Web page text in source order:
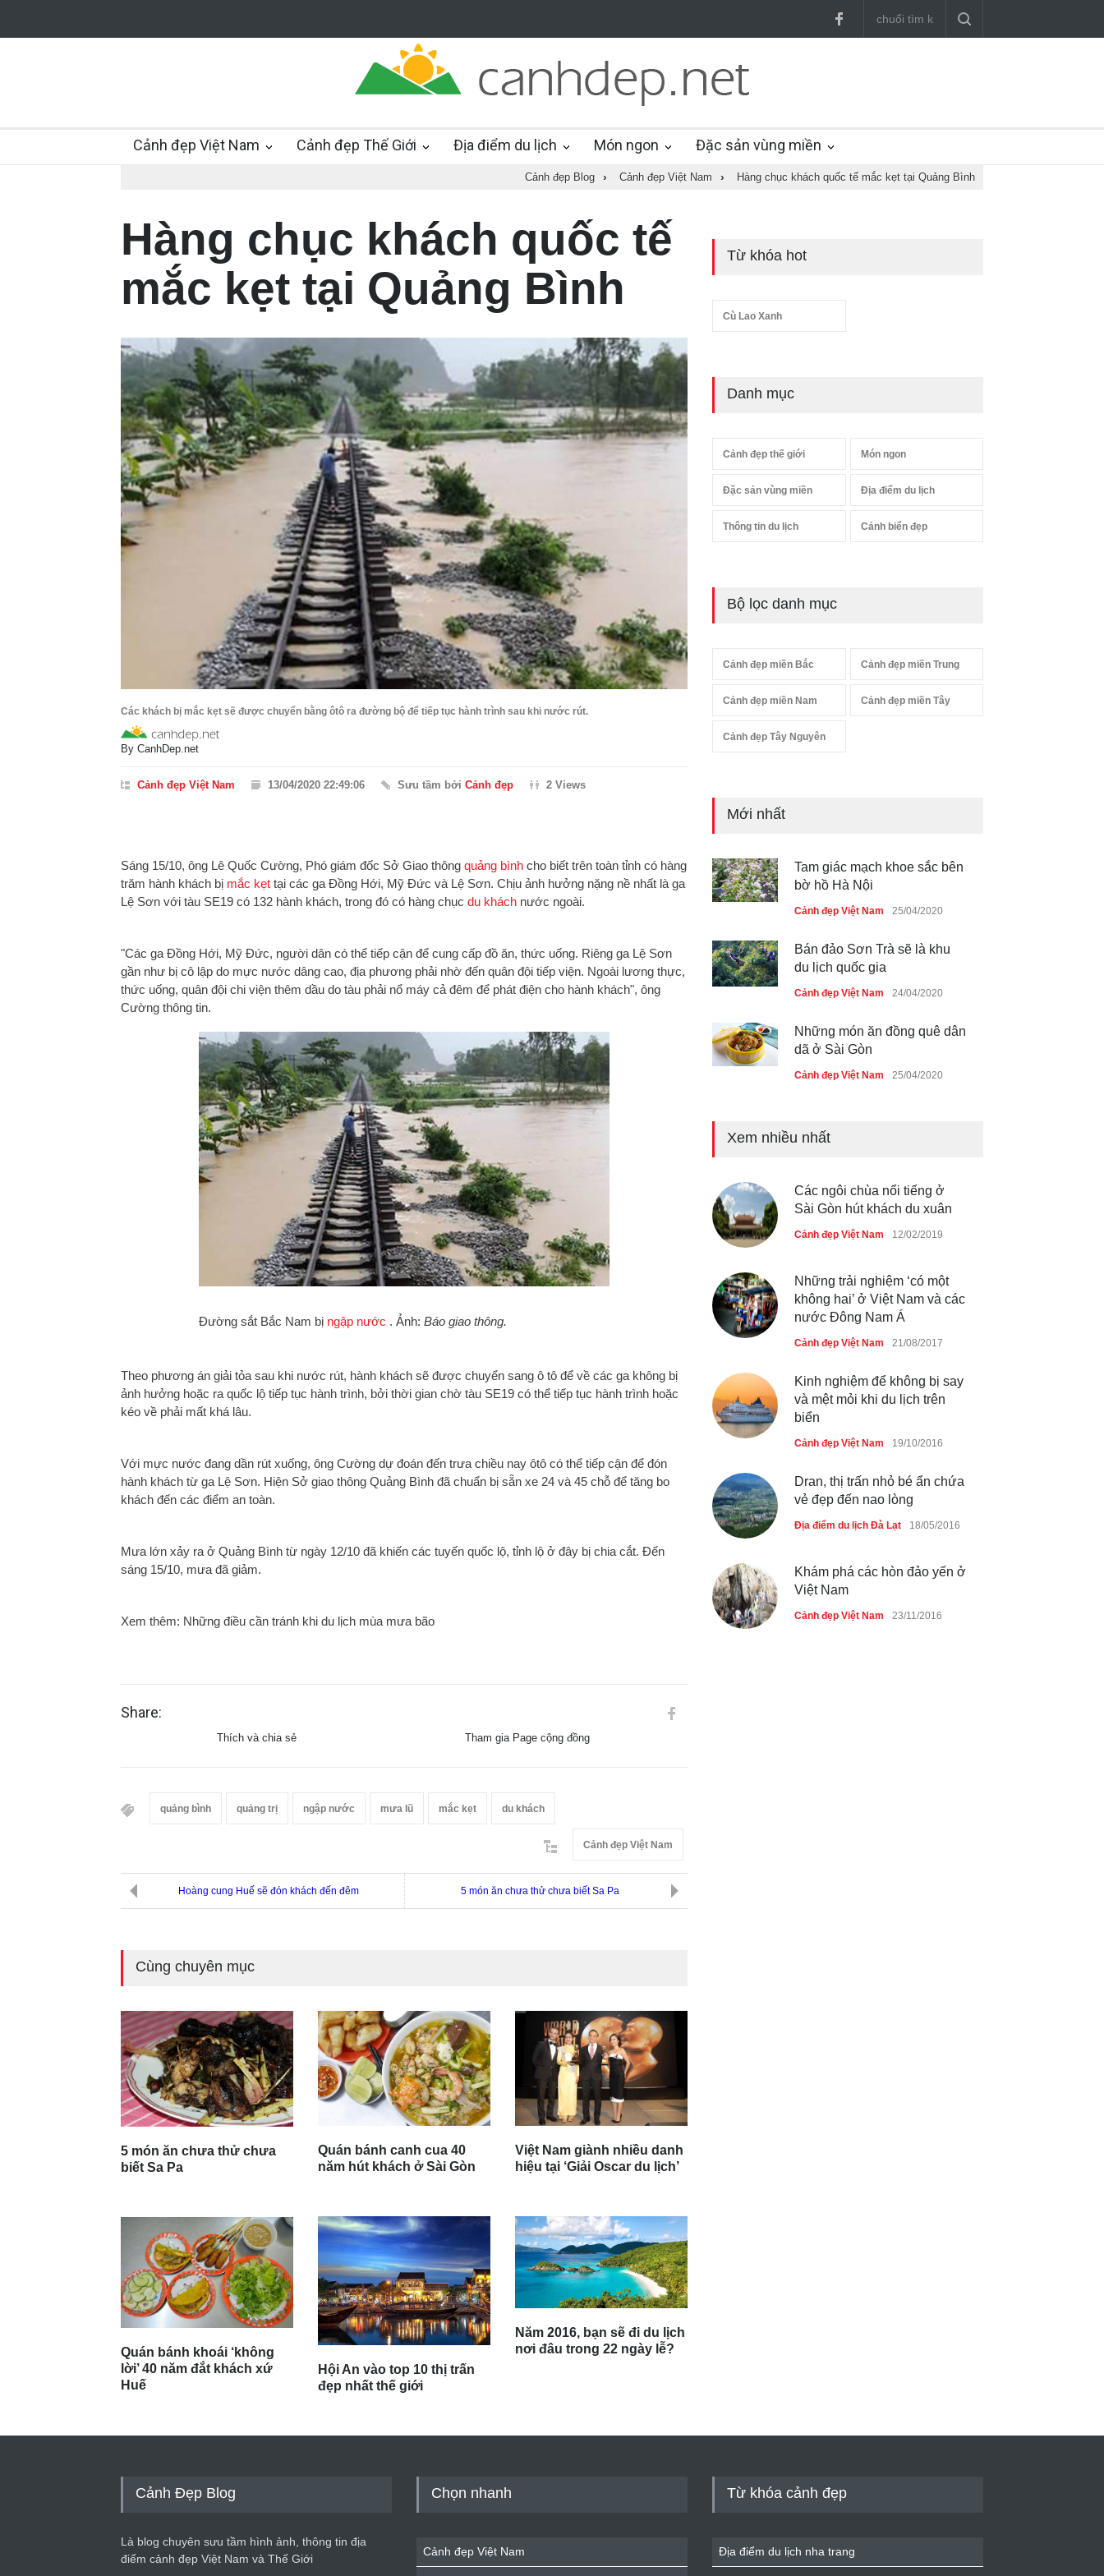
Cảnh đẹp Việt Nam Cảnh đẹp Thế Giới Địa điểm du lịch Món ngon Đặc sản vùng miền
Cảnh đẹp Blog › Cảnh đẹp Việt Nam › Hàng chục khách quốc tế mắc kẹt tại Quảng Bình
Hàng chục khách quốc tế
mắc kẹt tại Quảng Bình
Các khách bị mắc kẹt sẽ được chuyển bằng ôtô ra đường bộ để tiếp tục hành trình sau khi nước rút.
By CanhDep.net
Cảnh đẹp Việt Nam 13/04/2020 22:49:06 Sưu tầm bởi Cảnh đẹp 2 Views
Sáng 15/10, ông Lê Quốc Cường, Phó giám đốc Sở Giao thông quảng bình cho biết trên toàn tỉnh có hàng
trăm hành khách bị mắc kẹt tại các ga Đồng Hới, Mỹ Đức và Lệ Sơn. Chịu ảnh hưởng nặng nề nhất là ga
Lệ Sơn với tàu SE19 có 132 hành khách, trong đó có hàng chục du khách nước ngoài.
"Các ga Đồng Hới, Mỹ Đức, người dân có thể tiếp cận để cung cấp đồ ăn, thức uống. Riêng ga Lệ Sơn
gần như bị cô lập do mực nước dâng cao, địa phương phải nhờ đến quân đội tiếp viện. Ngoài lương thực,
thức uống, quân đội chi viện thêm dầu do tàu phải nổ máy cả đêm để phát điện cho hành khách", ông
Cường thông tin.
Đường sắt Bắc Nam bị ngập nước . Ảnh: Báo giao thông.
Theo phương án giải tỏa sau khi nước rút, hành khách sẽ được chuyển sang ô tô để về các ga không bị
ảnh hưởng hoặc ra quốc lộ tiếp tục hành trình, bởi thời gian chờ tàu SE19 có thể tiếp tục hành trình hoặc
kéo về phải mất khá lâu.
Với mực nước đang dần rút xuống, ông Cường dự đoán đến trưa chiều nay ôtô có thể tiếp cận để đón
hành khách từ ga Lệ Sơn. Hiện Sở giao thông Quảng Bình đã chuẩn bị sẵn xe 24 và 45 chỗ để tăng bo
khách đến các điểm an toàn.
Mưa lớn xảy ra ở Quảng Bình từ ngày 12/10 đã khiến các tuyến quốc lộ, tỉnh lộ ở đây bị chia cắt. Đến
sáng 15/10, mưa đã giảm.
Xem thêm: Những điều cần tránh khi du lịch mùa mưa bão
Share:
Thích và chia sẻ Tham gia Page cộng đồng
quảng bình quảng trị ngập nước mưa lũ mắc kẹt du khách
Cảnh đẹp Việt Nam
Hoàng cung Huế sẽ đón khách đến đêm 5 món ăn chưa thử chưa biết Sa Pa
Cùng chuyên mục
5 món ăn chưa thử chưa
biết Sa Pa
Quán bánh khoái ‘không
lời’ 40 năm đắt khách xứ
Huế
Quán bánh canh cua 40
năm hút khách ở Sài Gòn
Hội An vào top 10 thị trấn
đẹp nhất thế giới
Việt Nam giành nhiều danh
hiệu tại ‘Giải Oscar du lịch’
Năm 2016, bạn sẽ đi du lịch
nơi đâu trong 22 ngày lễ?
Từ khóa hot
Cù Lao Xanh
Danh mục
Cảnh đẹp thế giới Món ngon
Đặc sản vùng miền Địa điểm du lịch
Thông tin du lịch Cảnh biển đẹp
Bộ lọc danh mục
Cảnh đẹp miền Bắc Cảnh đẹp miền Trung
Cảnh đẹp miền Nam Cảnh đẹp miền Tây
Cảnh đẹp Tây Nguyên
Mới nhất
Tam giác mạch khoe sắc bên
bờ hồ Hà Nội
Cảnh đẹp Việt Nam 25/04/2020
Bán đảo Sơn Trà sẽ là khu
du lịch quốc gia
Cảnh đẹp Việt Nam 24/04/2020
Những món ăn đồng quê dân
dã ở Sài Gòn
Cảnh đẹp Việt Nam 25/04/2020
giáo tại Đầm Sen
Giới trẻ Hà Nội được miễn
phí vé vào cửa festival Ẩm
thực Italy
Xem nhiều nhất
Các ngôi chùa nổi tiếng ở
Sài Gòn hút khách du xuân
Cảnh đẹp Việt Nam 12/02/2019
Những trải nghiệm ‘có một
không hai’ ở Việt Nam và các
nước Đông Nam Á
Cảnh đẹp Việt Nam 21/08/2017
Kinh nghiệm để không bị say
và mệt mỏi khi du lịch trên
biển
Cảnh đẹp Việt Nam 19/10/2016
Dran, thị trấn nhỏ bé ẩn chứa
vẻ đẹp đến nao lòng
Địa điểm du lịch Đà Lạt 18/05/2016
Khám phá các hòn đảo yến ở
Việt Nam
Cảnh đẹp Việt Nam 23/11/2016
Cảnh Đẹp Blog
Là blog chuyên sưu tầm hình ảnh, thông tin địa
điểm cảnh đẹp Việt Nam và Thế Giới
Chọn nhanh
Cảnh đẹp Việt Nam
Từ khóa cảnh đẹp
Địa điểm du lịch nha trang